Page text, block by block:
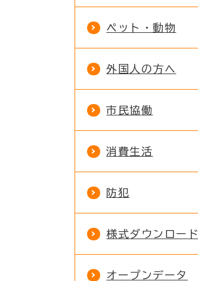
ペット・動物
外国人の方へ
市民協働
消費生活
防犯
様式ダウンロード
オープンデータ